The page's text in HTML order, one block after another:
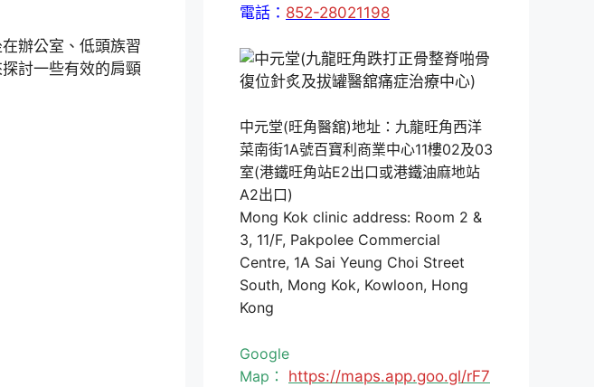
辦公室、低頭族習
討一些有效的肩頸
電話： 852-28021198
中元堂(旺角醫舘)地址：九龍旺角西洋
菜南街1A號百寶利商業中心11樓02及03
室(港鐵旺角站E2出口或港鐵油麻地站
A2出口)
Mong Kok clinic address: Room 2 &
3, 11/F, Pakpolee Commercial
Centre, 1A Sai Yeung Choi Street
South, Mong Kok, Kowloon, Hong
Kong
Google
Map： https://maps.app.goo.gl/rF7